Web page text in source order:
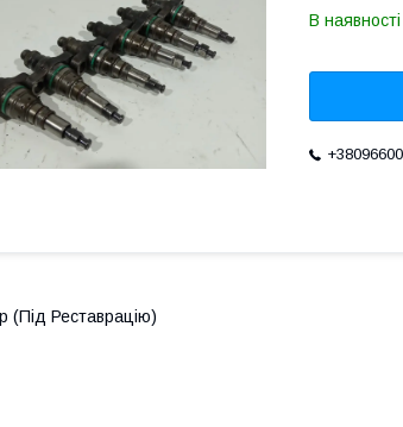
В наявності
(Під Реставрацію)